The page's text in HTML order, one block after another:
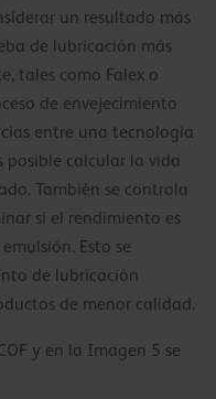
un resultado más
de lubricación más
tales como Falex o
de envejecimiento
entre una tecnología
posible calcular la vida
También se controla
si el rendimiento es
Esto se
de lubricación
de menor calidad.
y en la Imagen 5 se